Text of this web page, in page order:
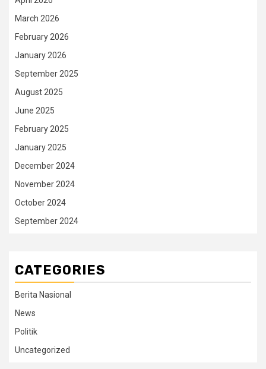
March 2026
February 2026
January 2026
September 2025
August 2025
June 2025
February 2025
January 2025
December 2024
November 2024
October 2024
September 2024
CATEGORIES
Berita Nasional
News
Politik
Uncategorized